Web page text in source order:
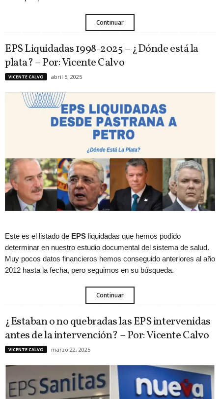
Continuar
EPS Liquidadas 1998-2025 – ¿Dónde está la
plata? – Por: Vicente Calvo
VICENTE CALVO abril 5, 2025
Este es el listado de EPS liquidadas que hemos podido
determinar en nuestro estudio documental del sistema de salud.
Muy pocos datos financieros hemos conseguido anteriores al año
2012 hasta la fecha, pero seguimos en su búsqueda.
Continuar
¿Estaban o no quebradas las EPS intervenidas
antes de la intervención? – Por: Vicente Calvo
VICENTE CALVO marzo 22, 2025